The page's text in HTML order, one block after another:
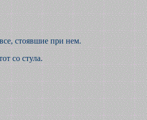
стоявшие при нем.
со стула.